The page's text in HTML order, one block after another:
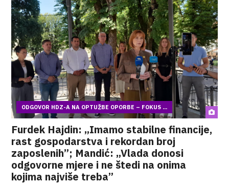
ODGOVOR HDZ-A NA OPTUŽBE OPORBE – FOKUS ...
Furdek Hajdin: „Imamo stabilne financije,
rast gospodarstva i rekordan broj
zaposlenih”; Mandić: „Vlada donosi
odgovorne mjere i ne štedi na onima
kojima najviše treba”